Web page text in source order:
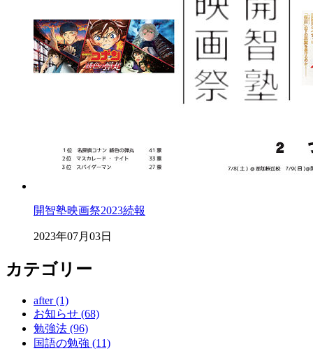
開智塾映画祭2023続報
2023年07月03日
カテゴリー
after (1)
お知らせ (68)
勉強法 (96)
国語の勉強 (11)